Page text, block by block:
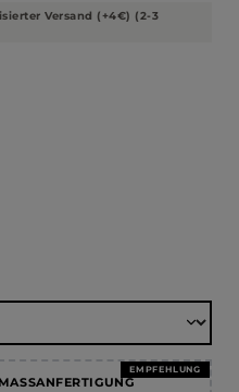
Versand (+4€) (2-3
EMPFEHLUNG